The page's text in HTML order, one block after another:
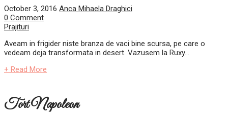
October 3, 2016 Anca Mihaela Draghici
0 Comment
Prajituri
Aveam in frigider niste branza de vaci bine scursa, pe care o
vedeam deja transformata in desert. Vazusem la Ruxy...
+ Read More
Tort Napoleon